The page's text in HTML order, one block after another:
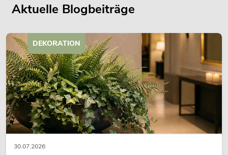
345,00€
Aktuelle Blogbeiträge
30.07.2026
DEKORATION